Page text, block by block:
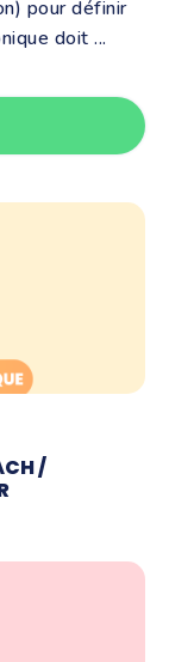
pour définir
doit ...
/